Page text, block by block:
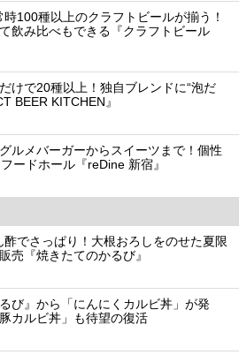
100種以上のクラフトビールが揃う！
飲み比べもできる『クラフトビール
けで20種以上！独自ブレンドに“泡だ
BEER KITCHEN』
ルメバーガーからスイーツまで！個性
ードホール『reDine 新宿』
でさっぱり！大根おろしをのせた夏限
売『焼きたてのかるび』
び』から「にんにくカルビ丼」が発
カルビ丼」も待望の復活